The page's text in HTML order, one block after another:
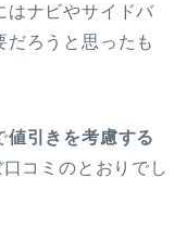
はナビやサイドバ
だろうと思ったも
値引きを考慮する
口コミのとおりでし